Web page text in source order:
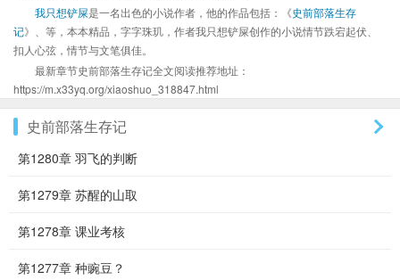
我只想铲屎是一名出色的小说作者，他的作品包括：《史前部落生存
记》、等，本本精品，字字珠玑，作者我只想铲屎创作的小说情节跌宕起伏、
扣人心弦，情节与文笔俱佳。
最新章节史前部落生存记全文阅读推荐地址：
https://m.x33yq.org/xiaoshuo_318847.html
史前部落生存记
第1280章 羽飞的判断
第1279章 苏醒的山取
第1278章 课业考核
第1277章 种豌豆？